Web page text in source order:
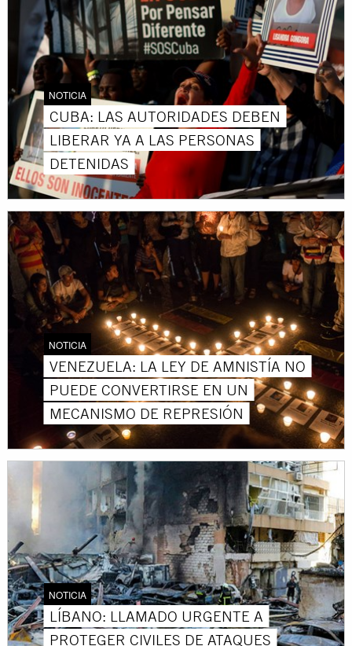
NOTICIA
CUBA: LAS AUTORIDADES DEBEN
LIBERAR YA A LAS PERSONAS
DETENIDAS
NOTICIA
VENEZUELA: LA LEY DE AMNISTÍA NO
PUEDE CONVERTIRSE EN UN
MECANISMO DE REPRESIÓN
NOTICIA
LÍBANO: LLAMADO URGENTE A
PROTEGER CIVILES DE ATAQUES